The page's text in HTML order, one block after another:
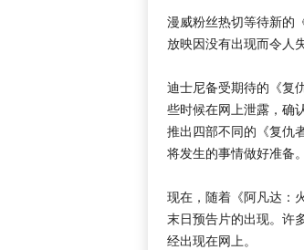
漫威粉丝热切等待新的
放映因没有出现而令人
迪士尼备受期待的《复
些时候在网上泄露，确
推出四部不同的《复仇
将发生的事情做好准备。
现在，随着《阿凡达：
末日预告片的出现。许
经出现在网上。